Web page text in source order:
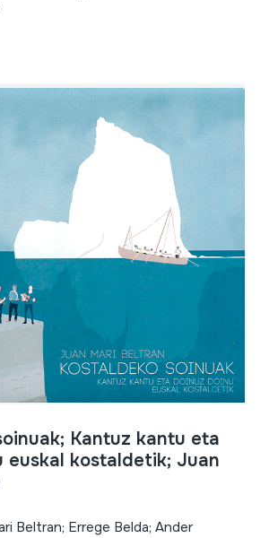
Kantuz kantu eta
euskal kostaldetik; Juan
Beltran; Errege Belda; Ander